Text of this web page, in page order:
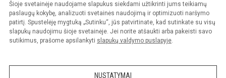
Šioje svetainėje naudojame slapukus siekdami užtikrinti jums teikiamų
paslaugų kokybę, analizuoti svetainės naudojimą ir optimizuoti naršymo
patirtį. Spustelėję mygtuką „Sutinku“, jūs patvirtinate, kad sutinkate su visų
slapukų naudojimu šioje svetainėje. Jei norite atšaukti arba pakeisti savo
sutikimus, prašome apsilankyti slapukų valdymo puslapyje.
NUSTATYMAI
saugomos.
Kopijuoti turinį be raštiško gimnazijos sutikimo griežtai draudžiama.
Prieinamumo paraiška Slapukų valdymas
Sumanus būdas atnaujinti